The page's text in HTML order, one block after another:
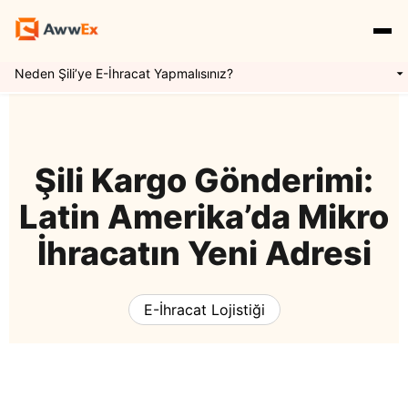
Yurtdışı Kargo
Navlun Yönetimi
E İhracat Lojistiği
Özellikler
Express Kargo
Awwex Nedir ?
Uluslararası Taşımacılık
Şili Kargo Gönderimi:
Latin Amerika’da Mikro
İhracatın Yeni Adresi
E-İhracat Lojistiği
Neden Şili’ye E-İhracat Yapmalısınız?